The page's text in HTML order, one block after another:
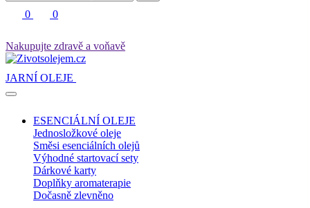
0 0
Nakupujte zdravě a voňavě
JARNÍ OLEJE
ESENCIÁLNÍ OLEJE
Jednosložkové oleje
Směsi esenciálních olejů
Výhodné startovací sety
Dárkové karty
Doplňky aromaterapie
Dočasně zlevněno